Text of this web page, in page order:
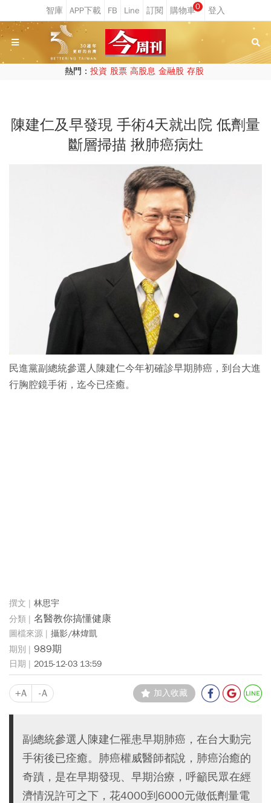
0
熱門： 投資 股票 高股息 金融股 存股
陳建仁及早發現 手術4天就出院 低劑量
斷層掃描 揪肺癌病灶
民進黨副總統參選人陳建仁今年初確診早期肺癌，到台大進
行胸腔鏡手術，迄今已痊癒。
林思宇
名醫教你搞懂健康
攝影/林煒凱
989期
2015-12-03 13:59
+A -A 加入收藏
副總統參選人陳建仁罹患早期肺癌，在台大動完
手術後已痊癒。肺癌權威醫師都說，肺癌治癒的
奇蹟，是在早期發現、早期治療，呼籲民眾在經
濟情況許可之下，花4000到6000元做低劑量電